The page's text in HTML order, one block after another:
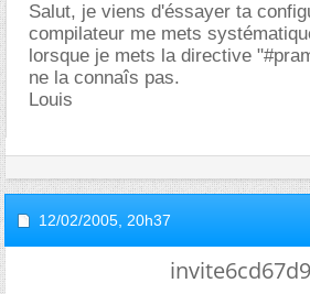
Salut, je viens d'éssayer ta
compilateur me mets
lorsque je mets la directive
ne la connaîs pas.
Louis
12/02/2005, 20h37